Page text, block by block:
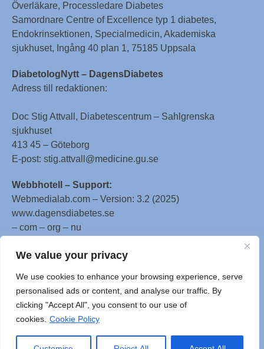
We value your privacy
We use cookies to enhance your browsing experience, serve
personalised ads or content, and analyse our traffic. By
clicking "Accept All", you consent to our use of
cookies. Cookie Policy
Överläkare, Processledare Diabetes
Samordnare Centre of Excellence typ 1 diabetes,
Endokrinsektionen, Specialmedicin, Akademiska
sjukhuset, Ingång 40 plan 1, 75185 Uppsala
DiabetologNytt – DagensDiabetes
Adress till redaktionen:
Doc Stig Attvall, Diabetescentrum – Sahlgrenska
sjukhuset
413 45 – Göteborg
E-post: stig.attvall@medicine.gu.se
Webbhotell – Support:
Webmedialab.com – Version: 3.2 (2025)
www.dagensdiabetes.se
– com – org – nu
All material on this website
WebMD LLC. This website also contains material
copyrighted by 3rd parties.